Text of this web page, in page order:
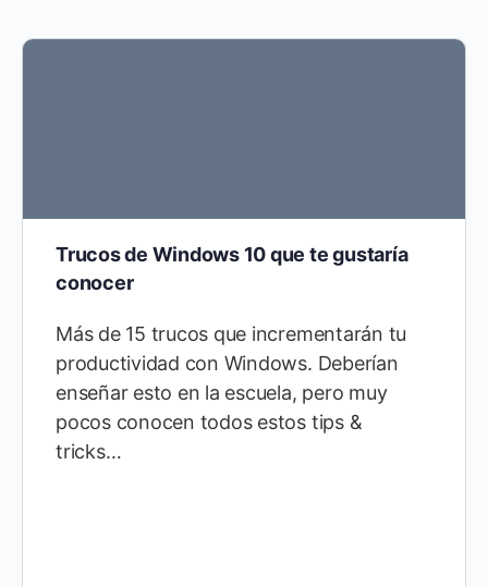
Trucos de Windows 10 que te gustaría
conocer
Más de 15 trucos que incrementarán tu
productividad con Windows. Deberían
enseñar esto en la escuela, pero muy
pocos conocen todos estos tips &
tricks…